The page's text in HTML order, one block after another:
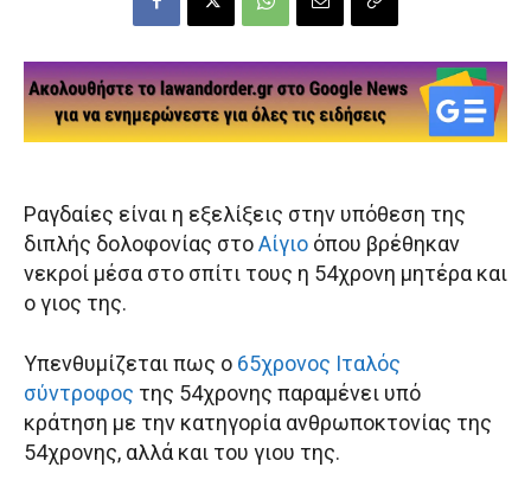
Ραγδαίες είναι η εξελίξεις στην υπόθεση της
διπλής δολοφονίας στοΑίγιο όπου βρέθηκαν
νεκροί μέσα στο σπίτι τους η 54χρονη μητέρα και
ο γιος της.
Υπενθυμίζεται πως ο 65χρονος Ιταλός
σύντροφος της 54χρονης παραμένει υπό
κράτηση με την κατηγορία ανθρωποκτονίας της
54χρονης, αλλά και του γιου της.